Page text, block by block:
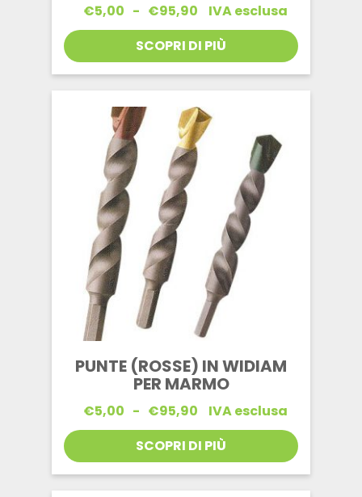
€5,00 - €95,90Fascia
prezzo:
da
€5,00
a
IVA esclusa
SCOPRI DI PIÙ
PUNTE (ROSSE) IN WIDIAM
PER MARMO
€5,00 - €95,90Fascia
prezzo:
da
€5,00
a
IVA esclusa
SCOPRI DI PIÙ